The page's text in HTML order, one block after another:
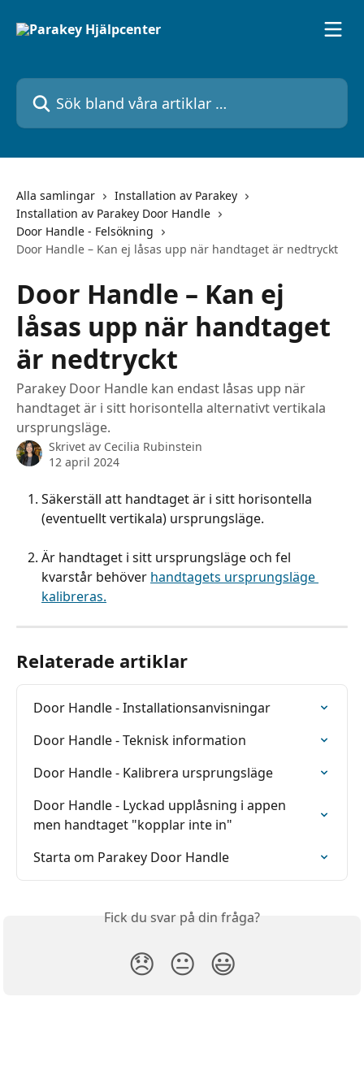
Sök bland våra artiklar …
Alla samlingar
Installation av Parakey
Installation av Parakey Door Handle
Door Handle - Felsökning
Door Handle – Kan ej låsas upp när handtaget är nedtryckt
Door Handle – Kan ej
låsas upp när handtaget
är nedtryckt
Parakey Door Handle kan endast låsas upp när
handtaget är i sitt horisontella alternativt vertikala
ursprungsläge.
Skrivet av Cecilia Rubinstein
12 april 2024
Säkerställ att handtaget är i sitt horisontella
(eventuellt vertikala) ursprungsläge.
Är handtaget i sitt ursprungsläge och fel
kvarstår behöver handtagets ursprungsläge
kalibreras.
Relaterade artiklar
Door Handle - Installationsanvisningar
Door Handle - Teknisk information
Door Handle - Kalibrera ursprungsläge
Door Handle - Lyckad upplåsning i appen
men handtaget "kopplar inte in"
Starta om Parakey Door Handle
Fick du svar på din fråga?
😞 😐 😃